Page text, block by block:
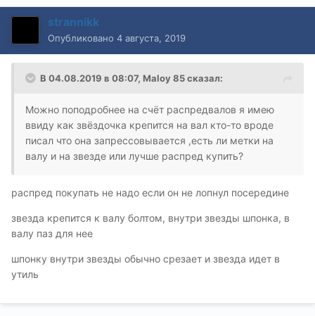
strannikk
Опубликовано 4 августа, 2019
В 04.08.2019 в 08:07, Maloy 85сказал:
Можно поподробнее на счёт распредвалов я имею
ввиду как звёздочка крепится на вал кто-то вроде
писал что она запрессовывается ,есть ли метки на
валу и на звезде или лучше распред купить?
распред покупать не надо если он не лопнул посередине
звезда крепится к валу болтом, внутри звезды шпонка, в
валу паз для нее
шпонку внутри звезды обычно срезает и звезда идет в
утиль